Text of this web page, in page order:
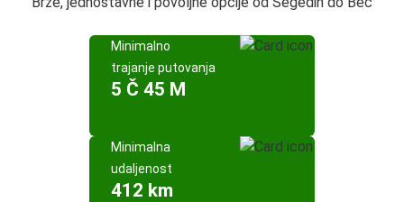
Minimalno
trajanje putovanja
5 Č 45 M
Minimalna
udaljenost
412 km